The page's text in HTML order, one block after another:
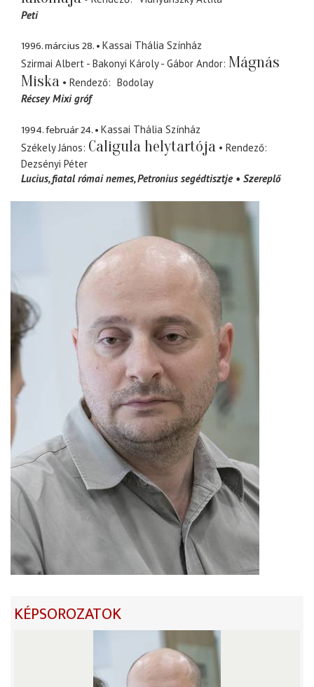
Peti
1996. március 28.
Kassai Thália Színház
Szirmai Albert - Bakonyi Károly - Gábor Andor Mágnás
Miska
Rendező
Bodolay
Récsey Mixi gróf
1994. február 24.
Kassai Thália Színház
Székely János Caligula helytartója
Rendező
Dezsényi Péter
Lucius fiatal római nemes, Petronius segédtisztje Szereplő
KÉPSOROZATOK